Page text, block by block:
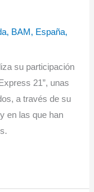
, BAM , España,
su participación
21”, unas
a través de su
en las que han